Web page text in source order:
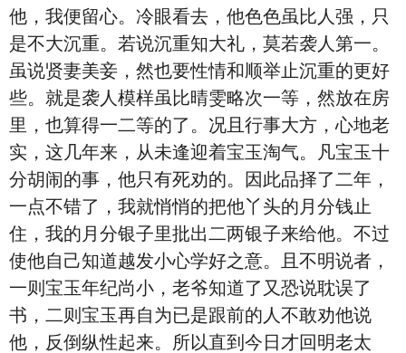
他，我便留心。冷眼看去，他色色虽比人强，只
是不大沉重。若说沉重知大礼，莫若袭人第一。
虽说贤妻美妾，然也要性情和顺举止沉重的更好
些。就是袭人模样虽比晴雯略次一等，然放在房
里，也算得一二等的了。况且行事大方，心地老
实，这几年来，从未逢迎着宝玉淘气。凡宝玉十
分胡闹的事，他只有死劝的。因此品择了二年，
一点不错了，我就悄悄的把他丫头的月分钱止
住，我的月分银子里批出二两银子来给他。不过
使他自己知道越发小心学好之意。且不明说者，
一则宝玉年纪尚小，老爷知道了又恐说耽误了
书，二则宝玉再自为已是跟前的人不敢劝他说
他，反倒纵性起来。所以直到今日才回明老太